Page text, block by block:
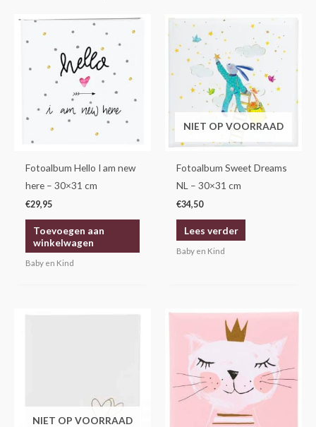
Fotoalbum Hello I am new
here – 30×31 cm
€29,95
Toevoegen aan
winkelwagen
Baby en Kind
NIET OP VOORRAAD
Fotoalbum Sweet Dreams
NL – 30×31 cm
€34,50
Lees verder
Baby en Kind
NIET OP VOORRAAD